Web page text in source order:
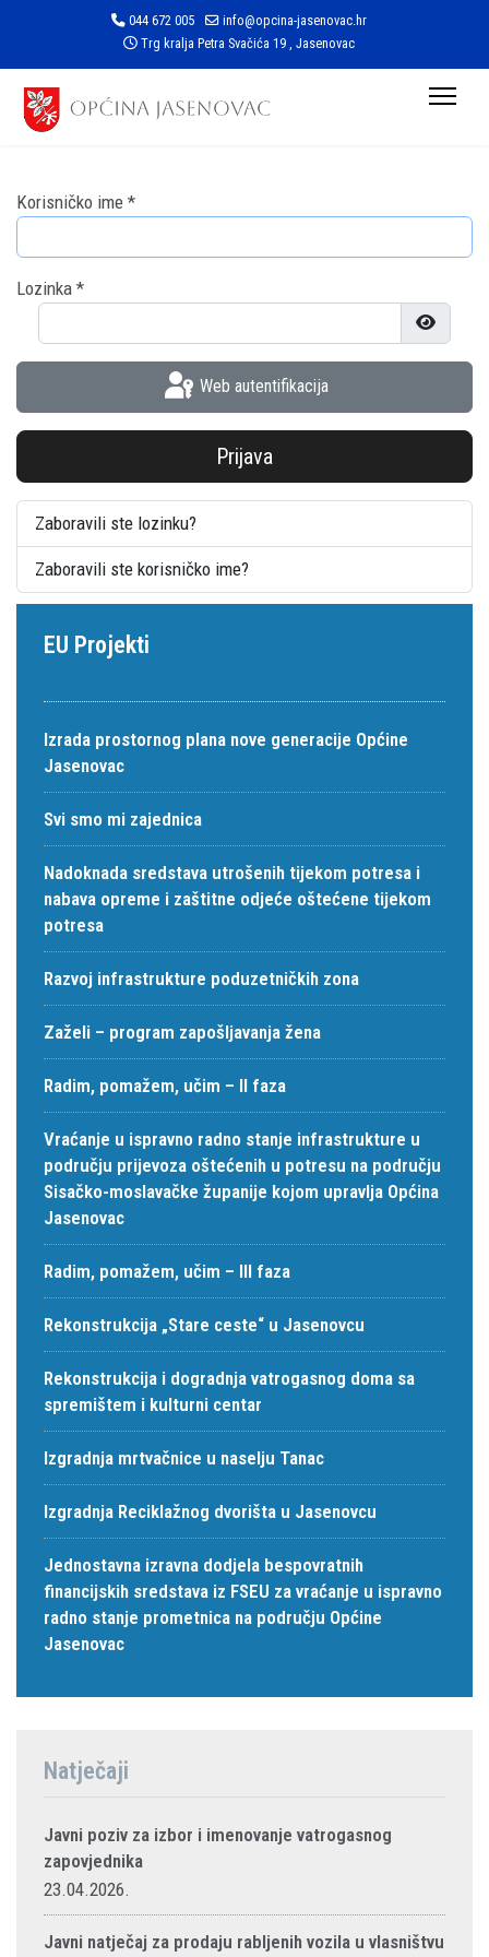
044 672 005
info@opcina-jasenovac.hr
Trg kralja Petra Svačića 19 , Jasenovac
Korisničko ime *
Lozinka *
Prikaži
Web autentifikacija
Prijava
Zaboravili ste lozinku?
Zaboravili ste korisničko ime?
EU Projekti
Izrada prostornog plana nove generacije Općine
Jasenovac
Svi smo mi zajednica
Nadoknada sredstava utrošenih tijekom potresa i
nabava opreme i zaštitne odjeće oštećene tijekom
potresa
Razvoj infrastrukture poduzetničkih zona
Zaželi – program zapošljavanja žena
Radim, pomažem, učim – II faza
Vraćanje u ispravno radno stanje infrastrukture u
području prijevoza oštećenih u potresu na području
Sisačko-moslavačke županije kojom upravlja Općina
Jasenovac
Radim, pomažem, učim – III faza
Rekonstrukcija „Stare ceste“ u Jasenovcu
Rekonstrukcija i dogradnja vatrogasnog doma sa
spremištem i kulturni centar
Izgradnja mrtvačnice u naselju Tanac
Izgradnja Reciklažnog dvorišta u Jasenovcu
Jednostavna izravna dodjela bespovratnih
financijskih sredstava iz FSEU za vraćanje u ispravno
radno stanje prometnica na području Općine
Jasenovac
Natječaji
Javni poziv za izbor i imenovanje vatrogasnog
zapovjednika
23.04.2026.
Javni natječaj za prodaju rabljenih vozila u vlasništvu